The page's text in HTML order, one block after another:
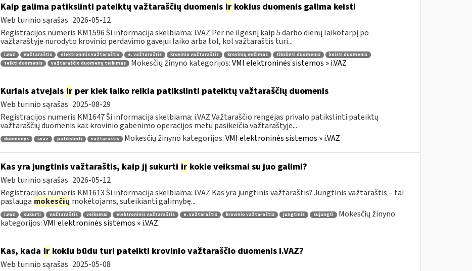
Kaip galima patikslinti pateiktų važtaraščių duomenis irkokius duomenis galima keisti
Web turinio sąrašas 2026-05-12
Registracijos numeris KM1596 Ši informacija skelbiama: i.VAZ Per ne ilgesnį kaip 5 darbo dienų laikotarpį po
važtaraštyje nurodyto krovinio perdavimo gavėjui laiko arba tol, kol važtaraštis turi...
i.vaz važtaraštis elektroninis važtaraštis e. važtaraštis krovinio važtaraštis krovinių vežimas tikslinti duomenis
keisti duomenis
teikti duomenis
važtaraščio duomenų teikimas Mokesčių žinyno kategorijos:VMI elektroninės sistemos » i.VAZ
Kuriais atvejais irper kiek laiko reikia patikslinti pateiktų važtaraščių duomenis
Web turinio sąrašas 2025-08-29
Registracijos numeris KM1647 Ši informacija skelbiama: i.VAZ Važtaraščio rengėjas privalo patikslinti pateiktų
važtaraščių duomenis kai: krovinio gabenimo operacijos metu pasikeičia važtaraštyje...
duomenys i.vaz patikslinti važtaraštis Mokesčių žinyno kategorijos:VMI elektroninės sistemos » i.VAZ
Kas yra jungtinis važtaraštis, kaip jį sukurti irkokie veiksmai su juo galimi?
Web turinio sąrašas 2026-05-12
Registracijos numeris KM1613 Ši informacija skelbiama: i.VAZ Kas yra jungtinis važtaraštis? Jungtinis važtaraštis – tai
paslauga mokesčių mokėtojams, suteikianti galimybę...
i.vaz sukurti važtaraštis veiksmai elektroninis važtaraštis e. važtaraštis krovinio važtaraštis jungtinis sujungti
Mokesčių žinyno
kategorijos:VMI elektroninės sistemos » i.VAZ
Kas, kada irkokiu būdu turi pateikti krovinio važtaraščio duomenis i.VAZ?
Web turinio sąrašas 2025-05-08